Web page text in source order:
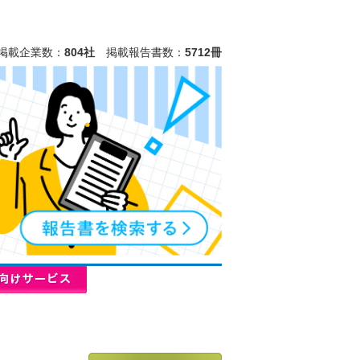
載企業数： 804社 掲載報告書数： 5712冊